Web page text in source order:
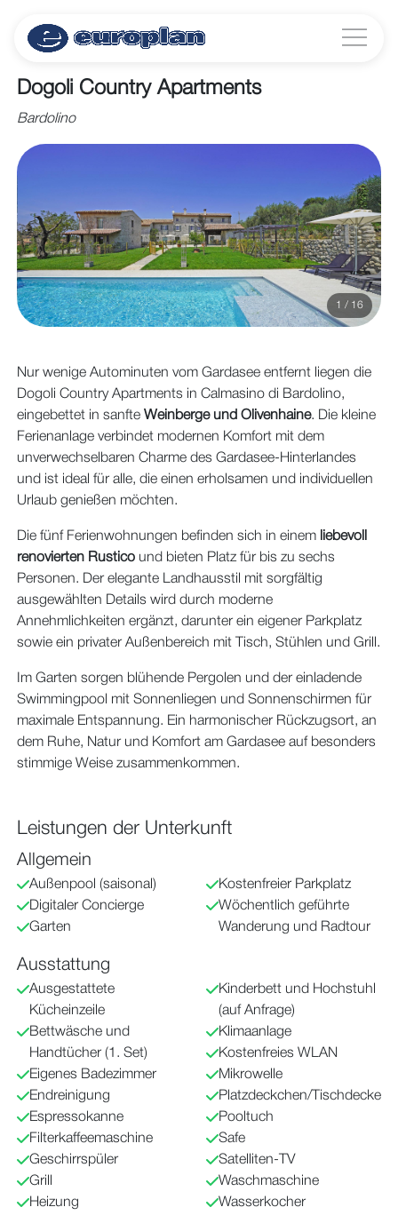
Dogoli Country Apartments
Bardolino
1 / 16
Nur wenige Autominuten vom Gardasee entfernt liegen die
Dogoli Country Apartments in Calmasino di Bardolino,
eingebettet in sanfte Weinberge und Olivenhaine. Die kleine
Ferienanlage verbindet modernen Komfort mit dem
unverwechselbaren Charme des Gardasee-Hinterlandes
und ist ideal für alle, die einen erholsamen und individuellen
Urlaub genießen möchten.
Die fünf Ferienwohnungen befinden sich in einem liebevoll
renovierten Rusticound bieten Platz für bis zu sechs
Personen. Der elegante Landhausstil mit sorgfältig
ausgewählten Details wird durch moderne
Annehmlichkeiten ergänzt, darunter ein eigener Parkplatz
sowie ein privater Außenbereich mit Tisch, Stühlen und Grill.
Im Garten sorgen blühende Pergolen und der einladende
Swimmingpool mit Sonnenliegen und Sonnenschirmen für
maximale Entspannung. Ein harmonischer Rückzugsort, an
dem Ruhe, Natur und Komfort am Gardasee auf besonders
stimmige Weise zusammenkommen.
Leistungen der Unterkunft
Allgemein
Außenpool (saisonal)
Digitaler Concierge
Garten
Kostenfreier Parkplatz
Wöchentlich geführte
Wanderung und Radtour
Ausstattung
Ausgestattete
Kücheinzeile
Bettwäsche und
Handtücher (1. Set)
Eigenes Badezimmer
Endreinigung
Espressokanne
Filterkaffeemaschine
Geschirrspüler
Grill
Heizung
Kinderbett und Hochstuhl
(auf Anfrage)
Klimaanlage
Kostenfreies WLAN
Mikrowelle
Platzdeckchen/Tischdecke
Pooltuch
Safe
Satelliten-TV
Waschmaschine
Wasserkocher